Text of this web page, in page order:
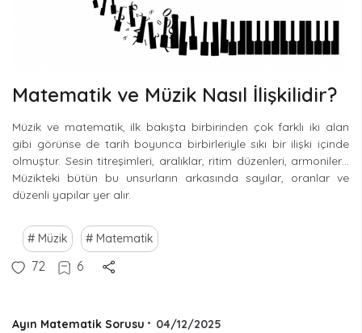
Matematik ve Müzik Nasıl İlişkilidir?
Müzik ve matematik, ilk bakışta birbirinden çok farklı iki alan
gibi görünse de tarih boyunca birbirleriyle sıkı bir ilişki içinde
olmuştur. Sesin titreşimleri, aralıklar, ritim düzenleri, armoniler…
Müzikteki bütün bu unsurların arkasında sayılar, oranlar ve
düzenli yapılar yer alır.
Müzik Matematik
72 6
Ayın Matematik Sorusu • 04/12/2025